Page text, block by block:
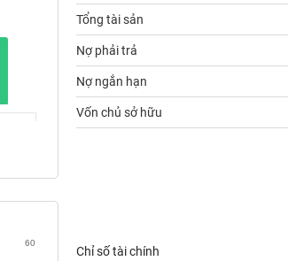
Tổng tài sản
Nợ phải trả
Nợ ngắn hạn
Vốn chủ sở hữu
60
Chỉ số tài chính